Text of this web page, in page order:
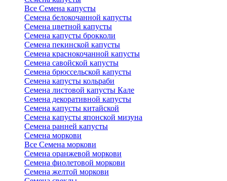
Все Семена капусты
Семена белокочанной капусты
Семена цветной капусты
Семена капусты брокколи
Семена пекинской капусты
Семена краснокочанной капусты
Семена савойской капусты
Семена брюссельской капусты
Семена капусты кольраби
Семена листовой капусты Кале
Семена декоративной капусты
Семена капусты китайской
Семена капусты японской мизуна
Семена ранней капусты
Семена моркови
Все Семена моркови
Семена оранжевой моркови
Семена фиолетовой моркови
Семена желтой моркови